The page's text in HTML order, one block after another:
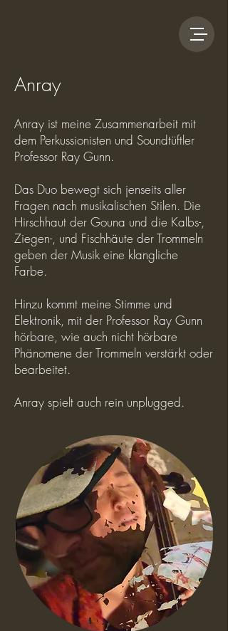
Anray
Anray ist meine Zusammenarbeit mit
dem Perkussionisten und Soundtüftler
Professor Ray Gunn.
Das Duo bewegt sich jenseits aller
Fragen nach musikalischen Stilen. Die
Hirschhaut der Gouna und die Kalbs-,
Ziegen-, und Fischhäute der Trommeln
geben der Musik eine klangliche
Farbe.
Hinzu kommt meine Stimme und
Elektronik, mit der Professor Ray Gunn
hörbare, wie auch nicht hörbare
Phänomene der Trommeln verstärkt oder
bearbeitet.
Anray spielt auch rein unplugged.